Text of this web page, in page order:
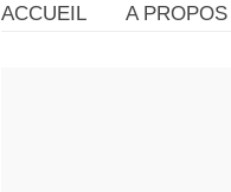
ACCUEIL A